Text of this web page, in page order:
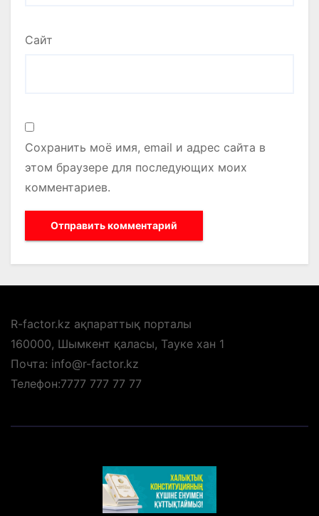
Сайт
Сохранить моё имя, email и адрес сайта в
этом браузере для последующих моих
комментариев.
R-factor.kz ақпараттық порталы
160000, Шымкент қаласы, Тауке хан 1
Почта: info@r-factor.kz
Телефон:7777 777 77 77